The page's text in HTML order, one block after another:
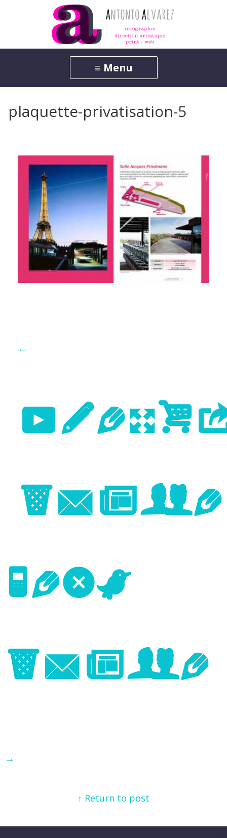
plaquette-privatisation-5
←
Image
Next
Image
→
↑ Return to post